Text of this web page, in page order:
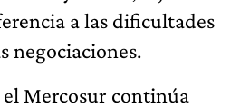
a las dificultades
negociaciones.
el Mercosur continúa